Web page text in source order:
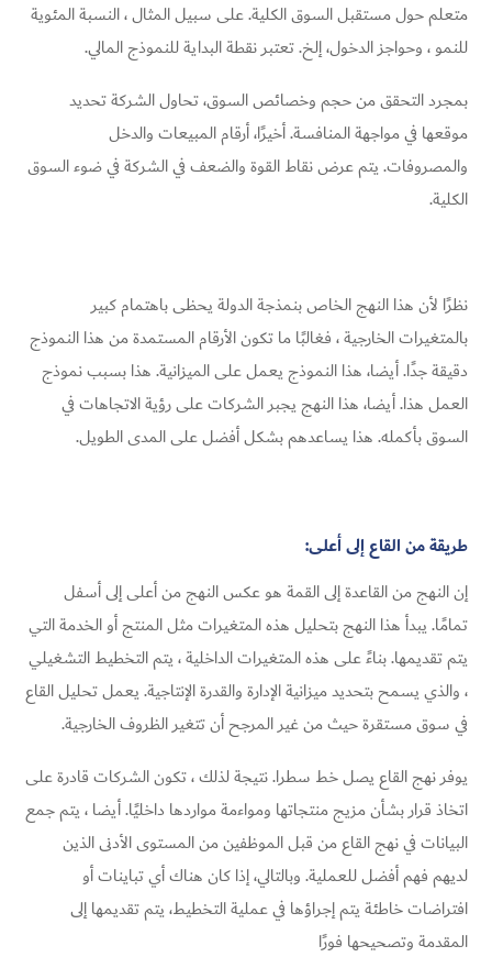
متعلم حول مستقبل السوق الكلية. على سبيل المثال ، النسبة المئوية
للنمو ، وحواجز الدخول، إلخ. تعتبر نقطة البداية للنموذج المالي.
بمجرد التحقق من حجم وخصائص السوق، تحاول الشركة تحديد
موقعها في مواجهة المنافسة. أخيرًا، أرقام المبيعات والدخل
والمصروفات. يتم عرض نقاط القوة والضعف في الشركة في ضوء السوق
الكلية.
نظرًا لأن هذا النهج الخاص بنمذجة الدولة يحظى باهتمام كبير
بالمتغيرات الخارجية ، فغالبًا ما تكون الأرقام المستمدة من هذا النموذج
دقيقة جدًا. أيضا، هذا النموذج يعمل على الميزانية. هذا بسبب نموذج
العمل هذا. أيضا، هذا النهج يجبر الشركات على رؤية الاتجاهات في
السوق بأكمله. هذا يساعدهم بشكل أفضل على المدى الطويل.
طريقة من القاع إلى أعلى:
إن النهج من القاعدة إلى القمة هو عكس النهج من أعلى إلى أسفل
تمامًا. يبدأ هذا النهج بتحليل هذه المتغيرات مثل المنتج أو الخدمة التي
يتم تقديمها. بناءً على هذه المتغيرات الداخلية ، يتم التخطيط التشغيلي
، والذي يسمح بتحديد ميزانية الإدارة والقدرة الإنتاجية. يعمل تحليل القاع
في سوق مستقرة حيث من غير المرجح أن تتغير الظروف الخارجية.
يوفر نهج القاع يصل خط سطرا. نتيجة لذلك ، تكون الشركات قادرة على
اتخاذ قرار بشأن مزيج منتجاتها ومواءمة مواردها داخليًا. أيضا ، يتم جمع
البيانات في نهج القاع من قبل الموظفين من المستوى الأدنى الذين
لديهم فهم أفضل للعملية. وبالتالي، إذا كان هناك أي تباينات أو
افتراضات خاطئة يتم إجراؤها في عملية التخطيط، يتم تقديمها إلى
المقدمة وتصحيحها فورًا